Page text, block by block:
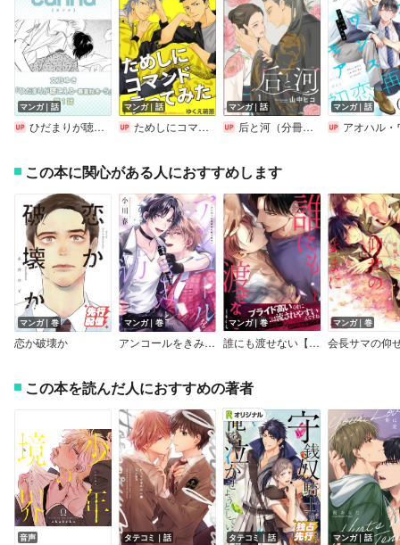
マンガ｜話
ひだまりが聴こえる－春夏秋冬－5【分冊版】
マンガ｜話
ためしにコマンド言ってみた（分冊版）
マンガ｜話
后と河（分冊版）
マンガ｜話
アオハル・ワンス
この本に関心がある人におすすめします
マンガ｜巻
恋か破壊か
マンガ｜巻
アンコールをきみと紡ぐまで【電子特装版】
マンガ｜巻
誰にも渡せない【合本版】
マンガ｜巻
この本を読んだ人におすすめの著者
音声 タテコミ｜話 タテコミ｜話 マンガ｜話